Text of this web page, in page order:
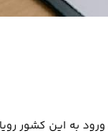
به این کشور